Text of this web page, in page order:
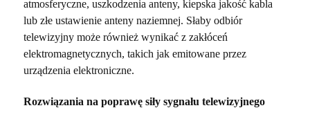
atmosferyczne, uszkodzenia anteny, kiepska jakość kabla
lub złe ustawienie anteny naziemnej. Słaby odbiór
telewizyjny może również wynikać z zakłóceń
elektromagnetycznych, takich jak emitowane przez
urządzenia elektroniczne.
Rozwiązania na poprawę siły sygnału telewizyjnego